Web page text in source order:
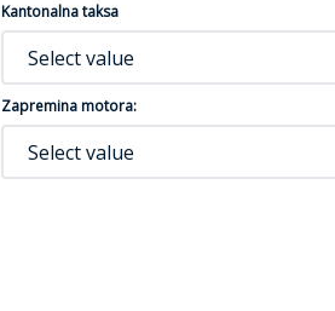
Kantonalna taksa
Select value
Zapremina motora:
Select value